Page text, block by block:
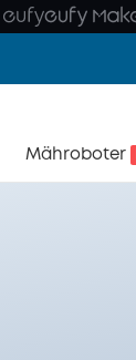
Mähroboter